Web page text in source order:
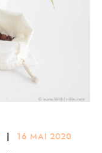
| 16 MAI 2020